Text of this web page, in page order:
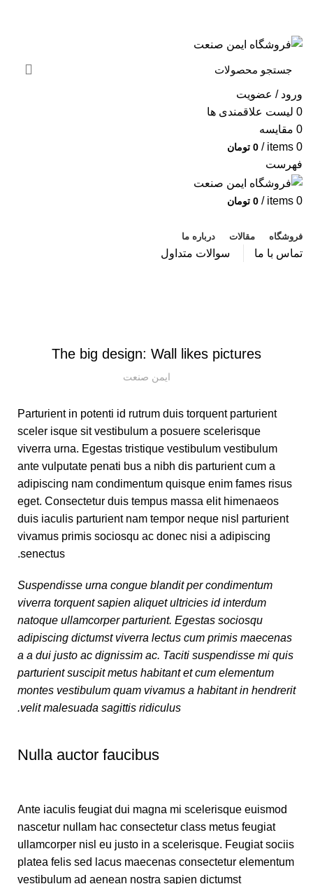
ورود / عضویت
0 لیست علاقمندی ها
0 مقایسه
0
items
/
0 تومان
فهرست
0
items
/
0 تومان
فروشگاه مقالات درباره ما
تماس با ما سوالات متداول
The big design: Wall likes pictures
ایمن صنعت
Parturient in potenti id rutrum duis torquent parturient
sceler isque sit vestibulum a posuere scelerisque
viverra urna. Egestas tristique vestibulum vestibulum
ante vulputate penati bus a nibh dis parturient cum a
adipiscing nam condimentum quisque enim fames risus
eget. Consectetur duis tempus massa elit himenaeos
duis iaculis parturient nam tempor neque nisl parturient
vivamus primis sociosqu ac donec nisi a adipiscing
senectus.
Suspendisse urna congue blandit per condimentum
viverra torquent sapien aliquet ultricies id interdum
natoque ullamcorper parturient. Egestas sociosqu
adipiscing dictumst viverra lectus cum primis maecenas
a a dui justo ac dignissim ac. Taciti suspendisse mi quis
parturient suscipit metus habitant et cum elementum
montes vestibulum quam vivamus a habitant in hendrerit
velit malesuada sagittis ridiculus.
Nulla auctor faucibus
Ante iaculis feugiat dui magna mi scelerisque euismod
nascetur nullam hac consectetur class metus feugiat
ullamcorper nisl eu justo in a scelerisque. Feugiat sociis
platea felis sed lacus maecenas consectetur elementum
vestibulum ad aenean nostra sapien dictumst